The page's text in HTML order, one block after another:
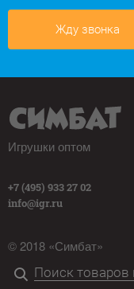
Жду звонка
Игрушки оптом
+7 (495) 933 27 02
info@igr.ru
© 2018 «Симбат»